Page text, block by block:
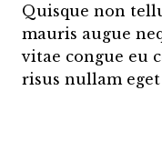
Quisque non
mauris augue
vitae congue eu
risus nullam